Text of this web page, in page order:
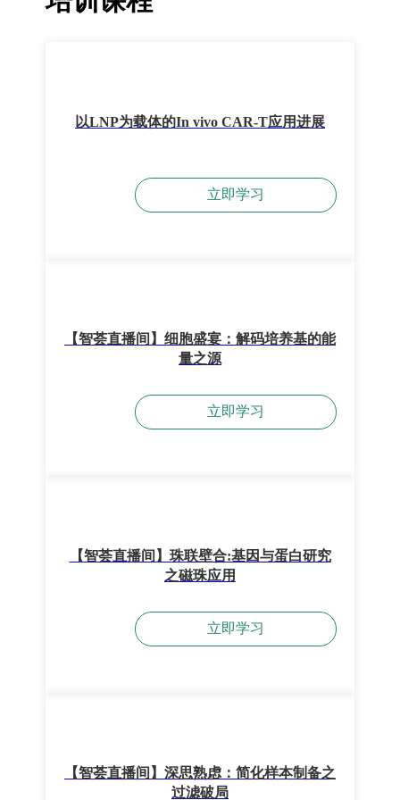
以LNP为载体的In vivo CAR-T应用进展
立即学习
【智荟直播间】细胞盛宴：解码培养基的能
量之源
立即学习
【智荟直播间】珠联壁合:基因与蛋白研究
之磁珠应用
立即学习
【智荟直播间】深思熟虑：简化样本制备之
过滤破局